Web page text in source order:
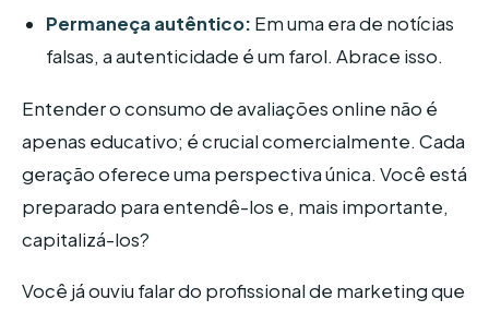
Permaneça autêntico: Em uma era de notícias
falsas, a autenticidade é um farol. Abrace isso.
Entender o consumo de avaliações online não é
apenas educativo; é crucial comercialmente. Cada
geração oferece uma perspectiva única. Você está
preparado para entendê-los e, mais importante,
capitalizá-los?
Você já ouviu falar do profissional de marketing que